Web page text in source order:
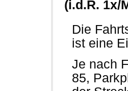
(i.d.R. 1x/
Die
ist eine
Je nach
85,